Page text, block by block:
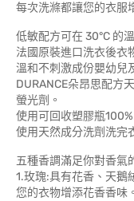
每次洗滌都讓您的衣服
低敏配方可在 30°C 的
法國原裝進口洗衣後衣
溫和不刺激成份嬰幼兒
DURANCE朵昂思配方
螢光劑。
使用可回收塑膠瓶
使用天然成分洗劑洗完
五種香調滿足你對香氣
1.玫瑰:具有花香、天鵝
您的衣物增添花香香味。